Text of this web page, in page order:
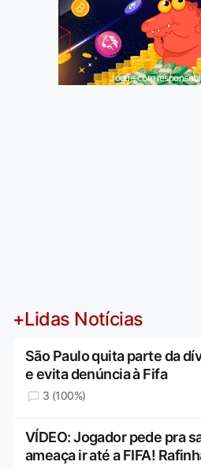
Jogue com
+Lidas Notícias
São Paulo quita parte da
e evita denúncia à Fifa
3 (100%)
VÍDEO: Jogador pede pra
ameaça ir até a FIFA!